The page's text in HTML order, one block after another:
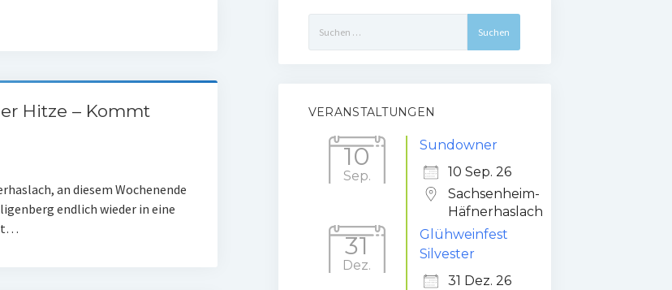
Hitze – Kommt
​an diesem Wochenende
endlich wieder in eine
nach:
VERANSTALTUNGEN
10
Sep.
Sundowner
10 Sep. 26
Sachsenheim-
Häfnerhaslach
31
Dez.
Glühweinfest
Silvester
31 Dez. 26